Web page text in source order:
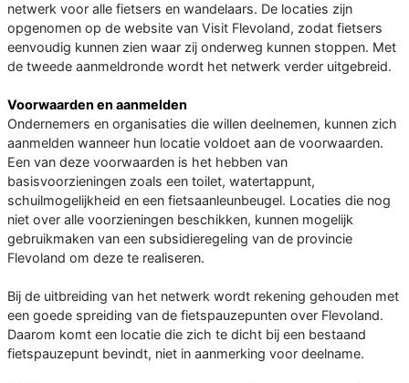
netwerk voor alle fietsers en wandelaars. De locaties zijn
opgenomen op de website van Visit Flevoland, zodat fietsers
eenvoudig kunnen zien waar zij onderweg kunnen stoppen. Met
de tweede aanmeldronde wordt het netwerk verder uitgebreid.
Voorwaarden en aanmelden
Ondernemers en organisaties die willen deelnemen, kunnen zich
aanmelden wanneer hun locatie voldoet aan de voorwaarden.
Een van deze voorwaarden is het hebben van
basisvoorzieningen zoals een toilet, watertappunt,
schuilmogelijkheid en een fietsaanleunbeugel. Locaties die nog
niet over alle voorzieningen beschikken, kunnen mogelijk
gebruikmaken van een subsidieregeling van de provincie
Flevoland om deze te realiseren.
Bij de uitbreiding van het netwerk wordt rekening gehouden met
een goede spreiding van de fietspauzepunten over Flevoland.
Daarom komt een locatie die zich te dicht bij een bestaand
fietspauzepunt bevindt, niet in aanmerking voor deelname.